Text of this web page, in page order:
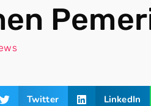
Twitter LinkedIn